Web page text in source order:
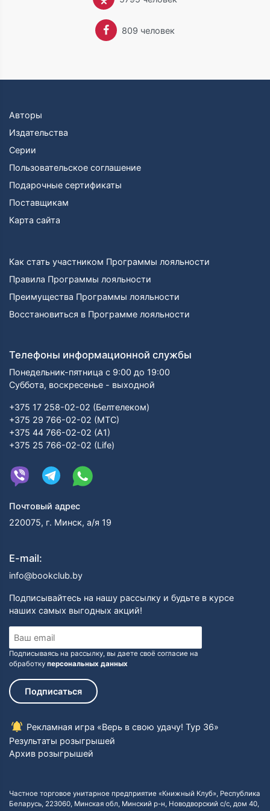
Королевской Академии (Royal Academy) в Лондоне.
В 1894 году Эмма вышла замуж за Монтегю Барстоу,
вместе с которым работала над иллюстрациями книг
мужем оформляет детские книжки. В 1895 года в
детских историй под общим названием «Juliette»,
написанных и иллюстрированных молодыми
супругами.
Montague Orczy-Barstow, стал писателем, печатался
под псевдонимом John Blakeney).
Как писатель Эмма становится известной после
произведения «Scarlet pimpernel», написанного в
успех. Пьеса не сходила со сцены до 1905 года, а это
немалый срок для того времени. Так началось
триумфальное шествие «Scarlet Pimpernel» по Европе.
Доходы от литературной деятельности позволили
семье баронессы купить в 1918 году особняк в
умирает муж Эммы. Она возвращается в Англию в
Баронесса Орци была плодовитым автором на
протяжении всей жизни и продолжала писать до
глубокой старости. Ее автобиография «Звенья в цепи
жизни» вышла незадолго до ее смерти 12 ноября
1947 года.
809 человек
Авторы
Издательства
Серии
Пользовательское соглашение
Подарочные сертификаты
Поставщикам
Карта сайта
Как стать участником Программы лояльности
Правила Программы лояльности
Преимущества Программы лояльности
Восстановиться в Программе лояльности
Телефоны информационной службы
Понедельник-пятница с 9:00 до 19:00
Суббота, воскресенье - выходной
+375 17 258-02-02 (Белтелеком)
+375 29 766-02-02 (МТС)
+375 44 766-02-02 (А1)
+375 25 766-02-02 (Life)
Почтовый адрес
220075, г. Минск, а/я 19
E-mail:
info@bookclub.by
Подписывайтесь на нашу рассылку и будьте в курсе
наших самых выгодных акций!
Подписываясь на рассылку, вы даете своё согласие на
обработку персональных данных
Подписаться
Рекламная игра «Верь в свою удачу! Тур 36»
Результаты розыгрышей
Архив розыгрышей
Частное торговое унитарное предприятие «Книжный Клуб», Республика
Беларусь, 223060, Минская обл, Минский р-н, Новодворский с/с, дом 40,